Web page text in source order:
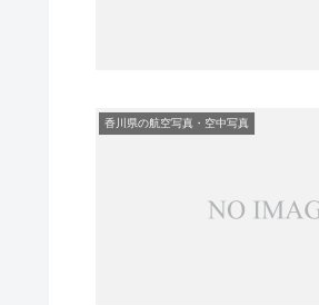
香川県の航空写真・空中写真